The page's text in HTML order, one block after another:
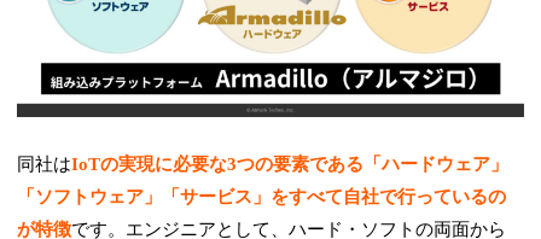
同社はIoTの実現に必要な3つの要素である「ハードウェア」
「ソフトウェア」「サービス」をすべて自社で行っているの
が特徴です。エンジニアとして、ハード・ソフトの両面から